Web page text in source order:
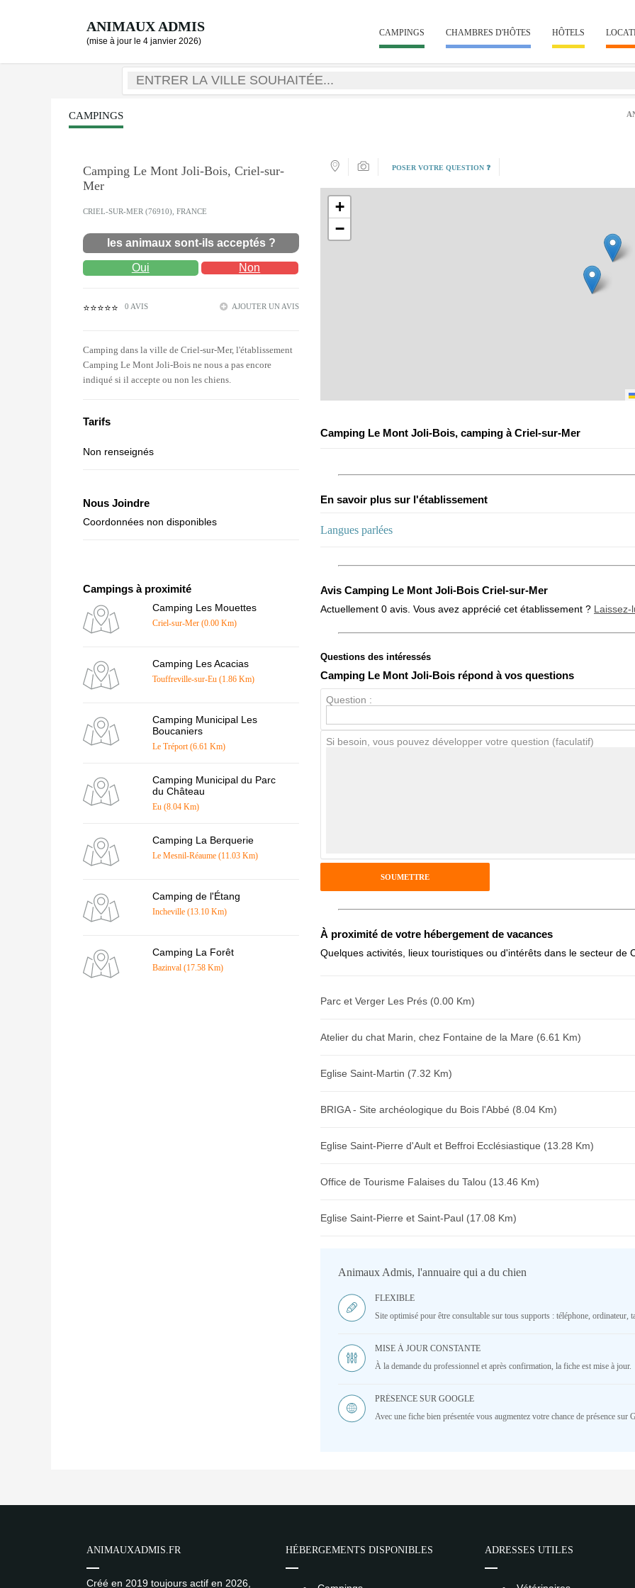
ANIMAUX ADMIS
(mise à jour le 4 janvier 2026)
CAMPINGS CHAMBRES D'HÔTES HÔTELS
CAMPINGS
Camping Le Mont Joli-Bois, Criel-sur-
Mer
CRIEL-SUR-MER (76910), FRANCE
les animaux sont-ils acceptés ?
Oui Non
⭐⭐⭐⭐⭐ 0 AVIS AJOUTER UN AVIS
Camping dans la ville de Criel-sur-Mer, l'établissement
Camping Le Mont Joli-Bois ne nous a pas encore
indiqué si il accepte ou non les chiens.
Tarifs
Non renseignés
Nous Joindre
Coordonnées non disponibles
Campings à proximité
Camping Les Mouettes
Criel-sur-Mer (0.00 Km)
Camping Les Acacias
Touffreville-sur-Eu (1.86 Km)
Camping Municipal Les
Boucaniers
Le Tréport (6.61 Km)
Camping Municipal du Parc
du Château
Eu (8.04 Km)
Camping La Berquerie
Le Mesnil-Réaume (11.03 Km)
Camping de l'Étang
Incheville (13.10 Km)
Camping La Forêt
Bazinval (17.58 Km)
POSER VOTRE QUESTION ❓
+
−
Camping Le Mont Joli-Bois, camping à Criel-sur-Mer
En savoir plus sur l'établissement
Langues parlées
Avis Camping Le Mont Joli-Bois Criel-sur-Mer
Actuellement 0 avis. Vous avez apprécié cet établissement ? Laissez-
Note globale
Avis Clients
Antispam - Combien font 7x4 (en chiffres) :
Avis sur l'établissement :
Questions des intéressés
Camping Le Mont Joli-Bois répond à vos questions
Question :
Si besoin, vous pouvez développer votre question (faculatif)
À proximité de votre hébergement de vacances
Quelques activités, lieux touristiques ou d'intérêts dans le secteur de
Parc et Verger Les Prés (0.00 Km)
Atelier du chat Marin, chez Fontaine de la Mare (6.61 Km)
Eglise Saint-Martin (7.32 Km)
BRIGA - Site archéologique du Bois l'Abbé (8.04 Km)
Eglise Saint-Pierre d'Ault et Beffroi Ecclésiastique (13.28 Km)
Office de Tourisme Falaises du Talou (13.46 Km)
Eglise Saint-Pierre et Saint-Paul (17.08 Km)
Animaux Admis, l'annuaire qui a du chien
FLEXIBLE
Site optimisé pour être consultable sur tous supports : téléphone, ordinateur,
MISE À JOUR CONSTANTE
À la demande du professionnel et après confirmation, la fiche est mise à jour.
PRÉSENCE SUR GOOGLE
Avec une fiche bien présentée vous augmentez votre chance de présence sur
ANIMAUXADMIS.FR
Créé en 2019 toujours actif en 2026,
HÉBERGEMENTS DISPONIBLES ADRESSES UTILES